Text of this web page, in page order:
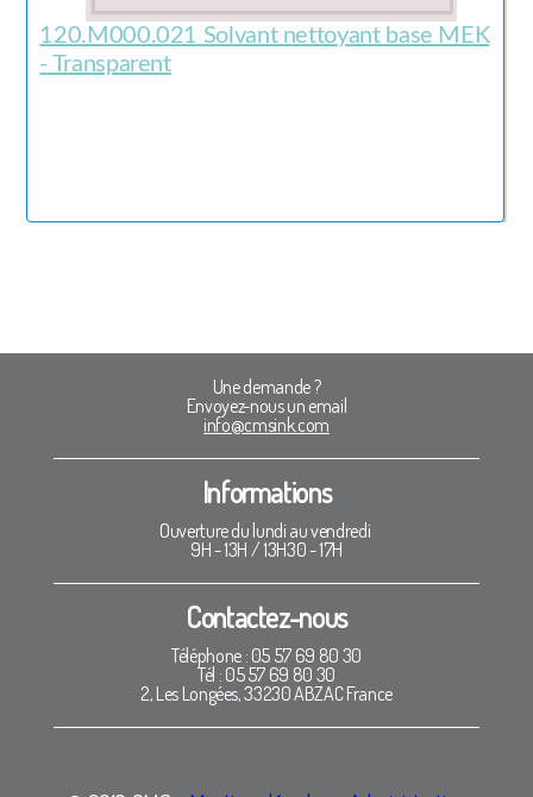
120.M000.021 Solvant nettoyant base MEK
- Transparent
Une demande ?
Envoyez-nous un email
info@cmsink.com
Informations
Ouverture du lundi au vendredi
9H - 13H / 13H30 - 17H
Contactez-nous
Téléphone : 05 57 69 80 30
Tél : 05 57 69 80 30
2, Les Longées, 33230 ABZAC France